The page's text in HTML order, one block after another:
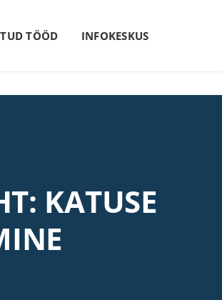
TÖÖD INFOKESKUS
KATUSE